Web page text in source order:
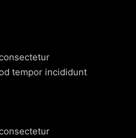
tempor incididunt